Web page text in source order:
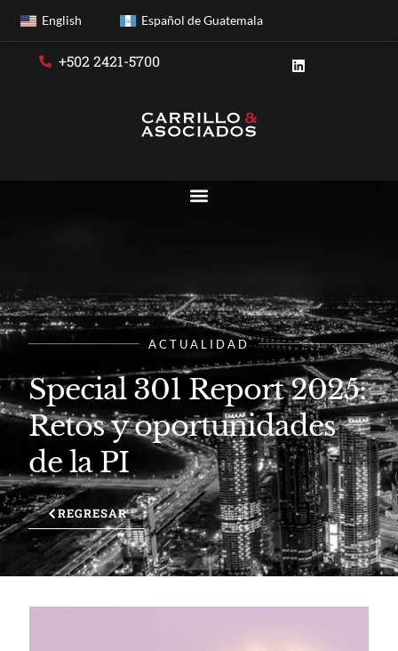
English Español de Guatemala
+502 2421-5700
ACTUALIDAD
Special 301 Report 2025:
Retos y oportunidades
de la PI
REGRESAR